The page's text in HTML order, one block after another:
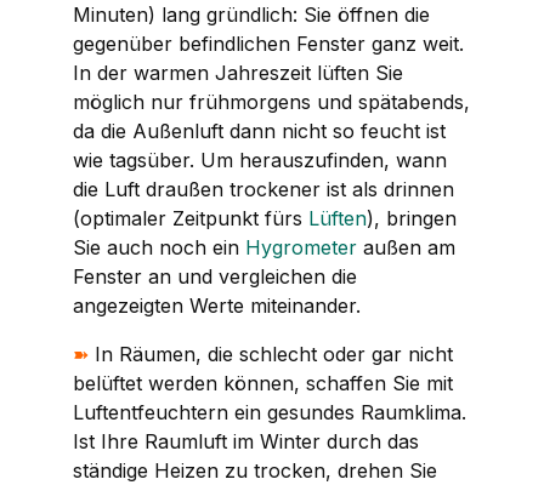
Minuten) lang gründlich: Sie öffnen die
gegenüber befindlichen Fenster ganz weit.
In der warmen Jahreszeit lüften Sie
möglich nur frühmorgens und spätabends,
da die Außenluft dann nicht so feucht ist
wie tagsüber. Um herauszufinden, wann
die Luft draußen trockener ist als drinnen
(optimaler Zeitpunkt fürs Lüften), bringen
Sie auch noch ein Hygrometer außen am
Fenster an und vergleichen die
angezeigten Werte miteinander.
➽ In Räumen, die schlecht oder gar nicht
belüftet werden können, schaffen Sie mit
Luftentfeuchtern ein gesundes Raumklima.
Ist Ihre Raumluft im Winter durch das
ständige Heizen zu trocken, drehen Sie